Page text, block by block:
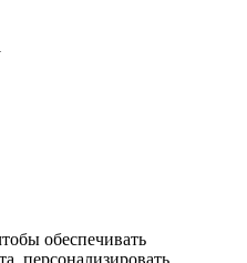
обеспечивать